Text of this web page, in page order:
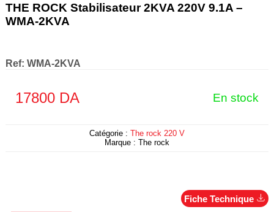
THE ROCK Stabilisateur 2KVA 220V 9.1A –
WMA-2KVA
Ref: WMA-2KVA
17800DA En stock
Catégorie : The rock 220 V
Marque : The rock
Fiche Technique